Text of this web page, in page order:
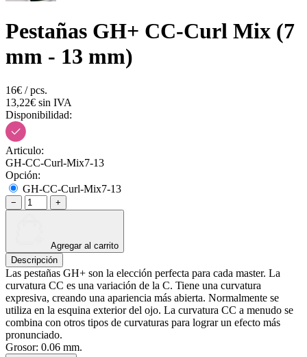
Pestañas GH+ CC-Curl Mix (7
mm - 13 mm)
16€ / pcs.
13,22€ sin IVA
Disponibilidad:
Articulo:
GH-CC-Curl-Mix7-13
Opción:
GH-CC-Curl-Mix7-13
− +
Agregar al carrito
Descripción
Las pestañas GH+ son la elección perfecta para cada master. La
curvatura CC es una variación de la C. Tiene una curvatura
expresiva, creando una apariencia más abierta. Normalmente se
utiliza en la esquina exterior del ojo. La curvatura CC a menudo se
combina con otros tipos de curvaturas para lograr un efecto más
pronunciado.
Grosor: 0.06 mm.